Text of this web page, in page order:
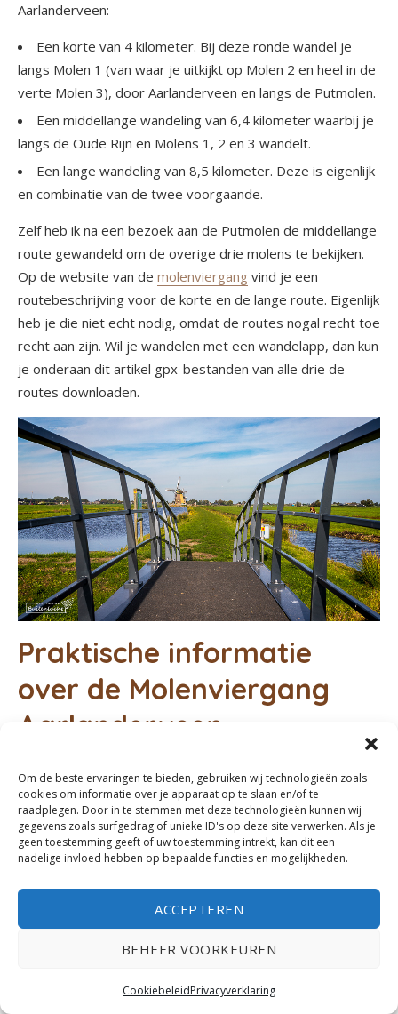
Om de beste ervaringen te bieden, gebruiken wij technologieën zoals
cookies om informatie over je apparaat op te slaan en/of te
raadplegen. Door in te stemmen met deze technologieën kunnen wij
gegevens zoals surfgedrag of unieke ID's op deze site verwerken. Als je
geen toestemming geeft of uw toestemming intrekt, kan dit een
nadelige invloed hebben op bepaalde functies en mogelijkheden.
ACCEPTEREN
BEHEER VOORKEUREN
CookiebeleidPrivacyverklaring
Aarlanderveen:
Een korte van 4 kilometer. Bij deze ronde wandel je
langs Molen 1 (van waar je uitkijkt op Molen 2 en heel in de
verte Molen 3), door Aarlanderveen en langs de Putmolen.
Een middellange wandeling van 6,4 kilometer waarbij je
langs de Oude Rijn en Molens 1, 2 en 3 wandelt.
Een lange wandeling van 8,5 kilometer. Deze is eigenlijk
en combinatie van de twee voorgaande.
Zelf heb ik na een bezoek aan de Putmolen de middellange
route gewandeld om de overige drie molens te bekijken.
Op de website van de molenviergang vind je een
routebeschrijving voor de korte en de lange route. Eigenlijk
heb je die niet echt nodig, omdat de routes nogal recht toe
recht aan zijn. Wil je wandelen met een wandelapp, dan kun
je onderaan dit artikel gpx-bestanden van alle drie de
routes downloaden.
Praktische informatie
over de Molenviergang
Aarlanderveen
Kerkvaartsweg ter hoogte van de Achtermiddenweg.
Gratis parkeren.
Lengte van de wandelingen: 4 tot 8,5 kilometer.
Bezichtigen van de Putmolen alleen op afspraak, zie
website. Tijdens Nationalen Molendag en Open
Monumentendag is de molen in principe wel open voor
de korte en lange route).